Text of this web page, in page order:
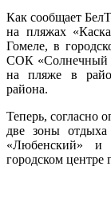
Как сообщает
на пляжах
Гомеле, в
СОК «Солнечный
на пляже в
района.
Теперь, согласно
две зоны
«Любенский» и
городском